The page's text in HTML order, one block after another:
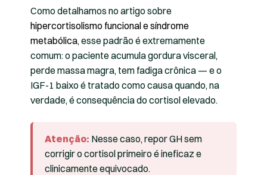
Como detalhamos no artigo sobre
hipercortisolismo funcional e síndrome
metabólica, esse padrão é extremamente
comum: o paciente acumula gordura visceral,
perde massa magra, tem fadiga crônica — e o
IGF-1 baixo é tratado como causa quando, na
verdade, é consequência do cortisol elevado.
Atenção: Nesse caso, repor GH sem
corrigir o cortisol primeiro é ineficaz e
clinicamente equivocado.